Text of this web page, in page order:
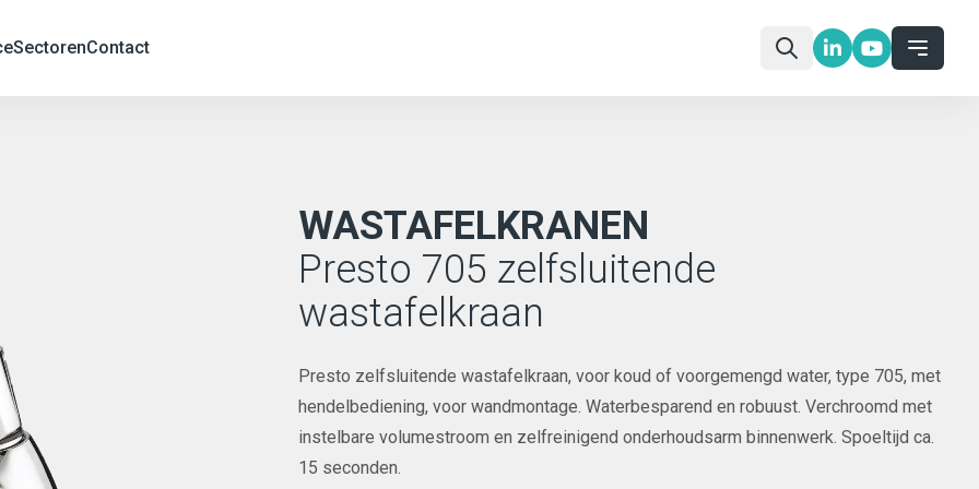
SectorenContact
WASTAFELKRANEN
Presto 705 zelfsluitende
wastafelkraan
Presto zelfsluitende wastafelkraan, voor koud of voorgemengd water, type 705, met
hendelbediening, voor wandmontage. Waterbesparend en robuust. Verchroomd met
instelbare volumestroom en zelfreinigend onderhoudsarm binnenwerk. Spoeltijd ca.
15 seconden.